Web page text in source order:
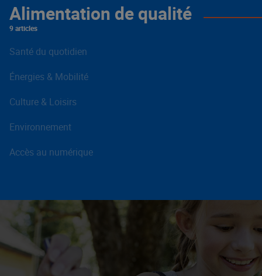
Alimentation de qualité
9 articles
Santé du quotidien
Énergies & Mobilité
Culture & Loisirs
Environnement
Accès au numérique